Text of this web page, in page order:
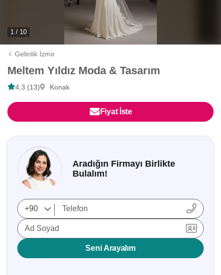
1 / 10
Gelinlik İzmir
Meltem Yıldız Moda & Tasarım
4,3 (13) Konak
Fiyat İste
Aradığın Firmayı Birlikte
Bulalım!
Ad Soyad
Seni Arayalım